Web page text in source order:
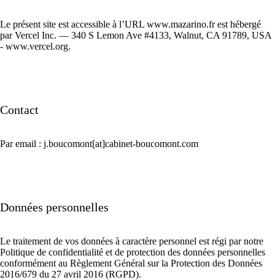
Le présent site est accessible à l’URL www.mazarino.frest hébergé
par Vercel Inc. — 340 S Lemon Ave #4133, Walnut, CA 91789, USA
- www.vercel.org.
Contact
Par email : j.boucomont[at]cabinet-boucomont.com
Données personnelles
Le traitement de vos données à caractère personnel est régi par notre
Politique de confidentialité et de protection des données personnelles
conformément au Règlement Général sur la Protection des Données
2016/679 du 27 avril 2016 (RGPD).